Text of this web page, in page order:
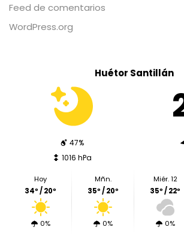
Feed de comentarios
WordPress.org
Huétor Santillán
47%
1016 hPa
Hoy
34º / 20º
0%
Mñn.
35º / 20º
0%
Miér. 12
35º / 22º
0%